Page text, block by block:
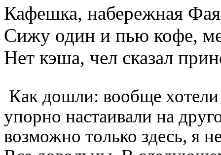
Кафешка, набережная
Сижу один и пью кофе,
Нет кэша, чел сказал
Как дошли: вообще хотели
упорно настаивали на
возможно только здесь, я